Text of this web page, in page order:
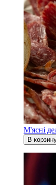
М'ясні
В